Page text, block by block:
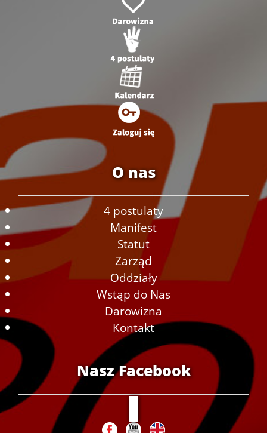
O nas
4 postulaty
Manifest
Statut
Zarząd
Oddziały
Wstąp do Nas
Darowizna
Kontakt
Nasz Facebook